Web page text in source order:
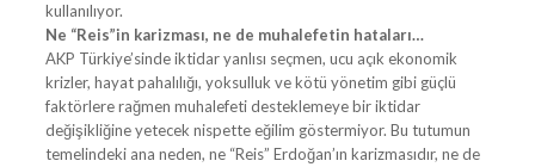
kullanılıyor.
Ne “Reis”in karizması, ne de muhalefetin hataları…
AKP Türkiye’sinde iktidar yanlısı seçmen, ucu açık ekonomik
krizler, hayat pahalılığı, yoksulluk ve kötü yönetim gibi güçlü
faktörlere rağmen muhalefeti desteklemeye bir iktidar
değişikliğine yetecek nispette eğilim göstermiyor. Bu tutumun
temelindeki ana neden, ne “Reis” Erdoğan’ın karizmasıdır, ne de